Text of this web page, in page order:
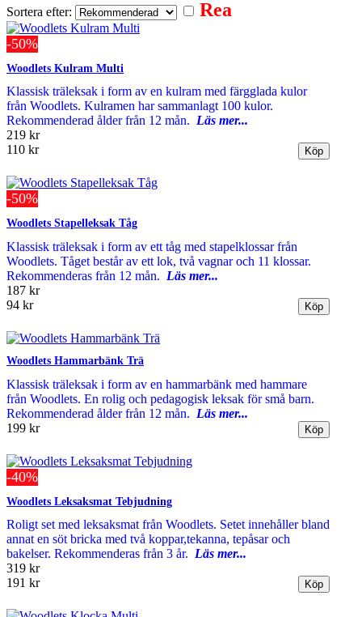
Sortera efter: Rea
-50%
Woodlets Kulram Multi
Klassisk träleksak i form av en kulram med färgglada kulor
från Woodlets. Kulramen har sammanlagt 100 kulor.
Rekommenderad ålder från 12 mån. Läs mer...
219 kr
110 kr
-50%
Woodlets Stapelleksak Tåg
Klassisk träleksak i form av ett tåg med stapelklossar från
Woodlets. Tåget består av ett lok, två vagnar och 11 klossar.
Rekommenderas från 12 mån. Läs mer...
187 kr
94 kr
Woodlets Hammarbänk Trä
Klassisk träleksak i form av en hammarbänk med hammare
från Woodlets. En rolig och pedagogisk leksak för små barn.
Rekommenderad ålder från 12 mån. Läs mer...
199 kr
-40%
Woodlets Leksaksmat Tebjudning
Roligt set med leksaksmat från Woodlets. Setet innehåller bland
annat en söt bricka med två koppar,tekanna, tepåsar och
bakelser. Rekommenderas från 3 år. Läs mer...
319 kr
191 kr